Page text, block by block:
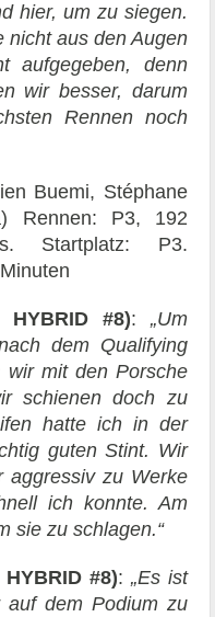
hier, um zu siegen.
nicht aus den Augen
aufgegeben, denn
wir besser, darum
Rennen noch
Buemi, Stéphane
Rennen: P3, 192
Startplatz: P3.
HYBRID #8): „Um
dem Qualifying
wir mit den Porsche
schienen doch zu
hatte ich in der
guten Stint. Wir
aggressiv zu Werke
ich konnte. Am
sie zu schlagen.“
#8): „Es ist
auf dem Podium zu